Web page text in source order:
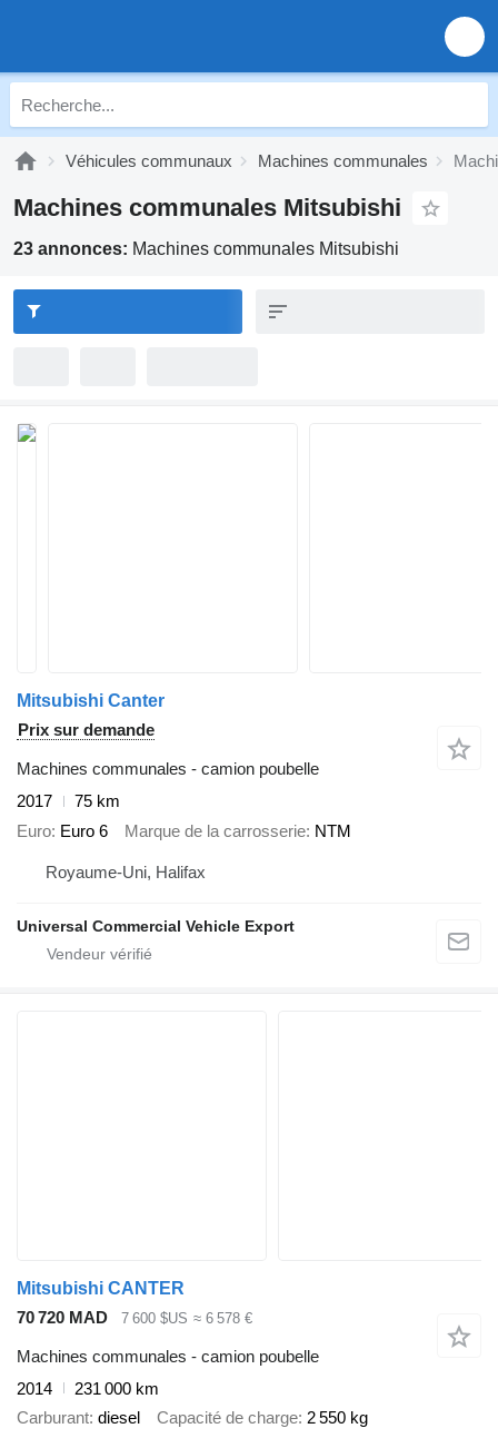
Véhicules communaux Machines communales
Machines communales Mitsubishi
23 annonces: Machines communales Mitsubishi
Mitsubishi Canter
Prix sur demande
Machines communales - camion poubelle
2017
75 km
Euro Euro 6 Marque de la carrosserie NTM
Royaume-Uni, Halifax
Universal Commercial Vehicle Export
Mitsubishi CANTER
70 720 MAD
7 600 $US ≈ 6 578 €
Machines communales - camion poubelle
2014
231 000 km
Carburant diesel Capacité de charge 2 550 kg